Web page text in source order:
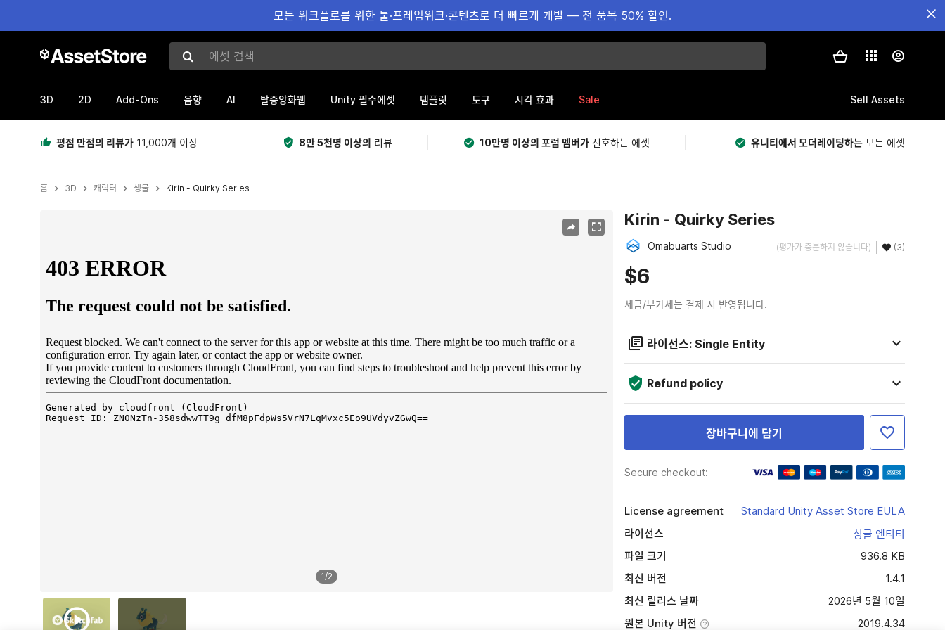
모든 워크플로를 위한 툴·프레임워크·콘텐츠로 더 빠르게 개발 — 전 품목 50% 할인.
에셋 검색
3D 2D Add-Ons 음향 AI 탈중앙화웹 Unity 필수에셋 템플릿 도구 시각 효과 Sale Sell Assets
평점 만점의 리뷰가 11,000개 이상 8만 5천명 이상의 리뷰 10만명 이상의 포럼 멤버가 선호하는 에셋 유니티에서 모더레이팅하는 모든 에셋
홈 3D 캐릭터 생물 Kirin - Quirky Series
1/2
Kirin - Quirky Series
Omabuarts Studio (평가가 충분하지 않습니다) (3)
$6
세금/부가세는 결제 시 반영됩니다.
라이선스: Single Entity
Refund policy
장바구니에 담기
Secure checkout:
License agreement
Standard Unity Asset Store EULA
라이선스
싱글 엔티티
파일 크기
936.8 KB
최신 버전
1.4.1
최신 릴리스 날짜
2026년 5월 10일
원본 Unity 버전
2019.4.34